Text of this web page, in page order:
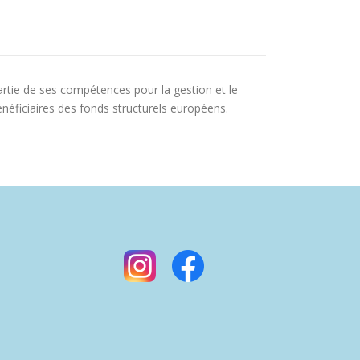
de ses compétences pour la gestion et le
des fonds structurels européens.